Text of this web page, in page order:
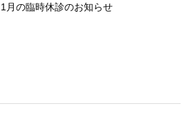
1月の臨時休診のお知らせ